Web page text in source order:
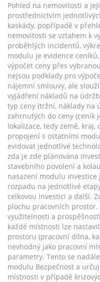
Pohled na nemovitosti a
prostřednictvím
kaskády, popřípadě v
nemovitosti se vztahem k
proběhlých incidentů,
modulu je evidence
výpočet ceny přes
nejsou podklady pro
nájemní smlouvy, ale
vyjádření nákladů na
typ ceny (tržní, náklady na
zahrnutých do ceny (ceník
lokalizace, tedy země, kraj,
propojení s ostatními
evidovat jednotlivé
zda je zde plánována
stavebního povolení a
nasazení modulu
rozpadu na jednotlivé
celkovou investici a další.
plochu pracovních
využitelnosti a
každé místnosti lze
prostoru (pracovní dílna,
nevhodný jako pracovní
parametry. Tento se
modulu Bezpečnost a
místnosti v případě